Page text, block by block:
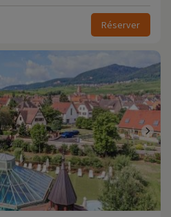
Réserver